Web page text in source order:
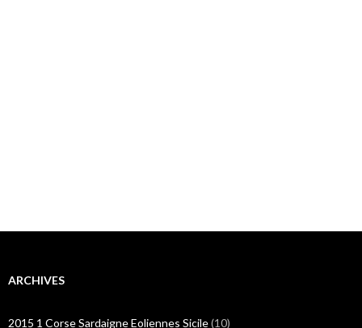
ARCHIVES
2015 1 Corse Sardaigne Eoliennes Sicile(10)